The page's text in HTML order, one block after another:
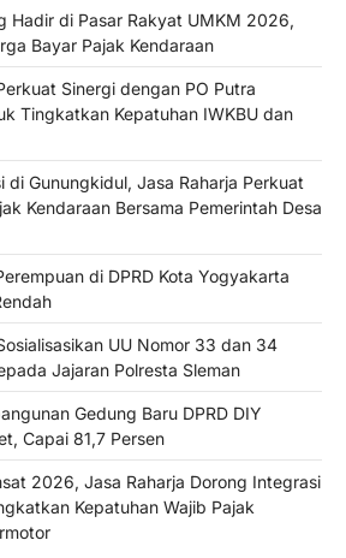
Hadir di Pasar Rakyat UMKM 2026,
Bayar Pajak Kendaraan
Sinergi dengan PO Putra
Tingkatkan Kepatuhan IWKBU dan
di Gunungkidul, Jasa Raharja Perkuat
Kendaraan Bersama Pemerintah Desa
di DPRD Kota Yogyakarta
UU Nomor 33 dan 34
Jajaran Polresta Sleman
Gedung Baru DPRD DIY
Capai 81,7 Persen
2026, Jasa Raharja Dorong Integrasi
Kepatuhan Wajib Pajak